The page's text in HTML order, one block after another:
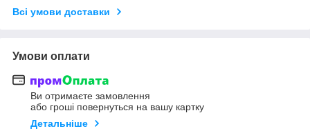
Всі умови доставки
Умови оплати
Ви отримаєте замовлення
або гроші повернуться на вашу картку
Детальніше